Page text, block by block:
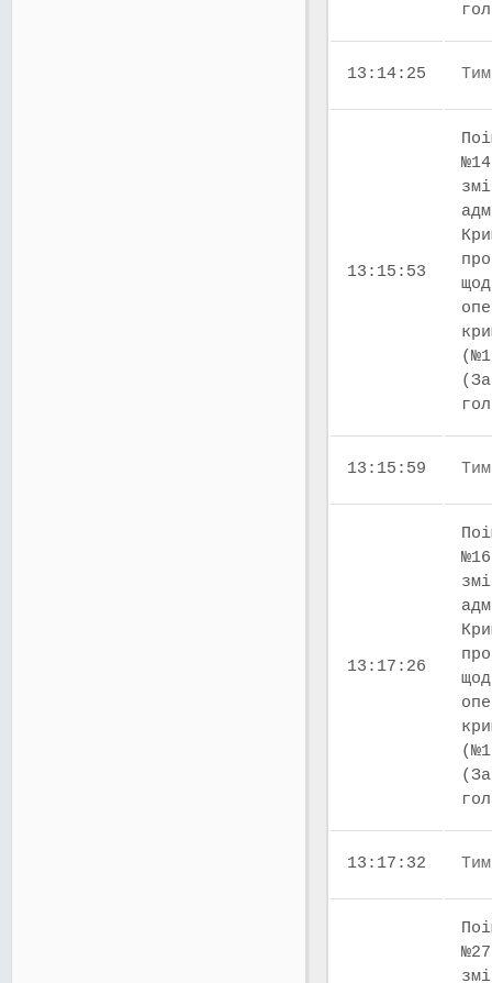
13:14:25
13:15:53
13:15:59
13:17:26
13:17:32